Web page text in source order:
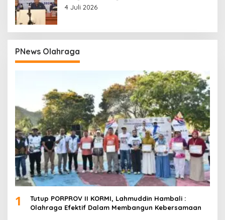
Prabowo
4 Juli 2026
PNews Olahraga
1
Tutup PORPROV II KORMI, Lahmuddin Hambali :
Olahraga Efektif Dalam Membangun Kebersamaan